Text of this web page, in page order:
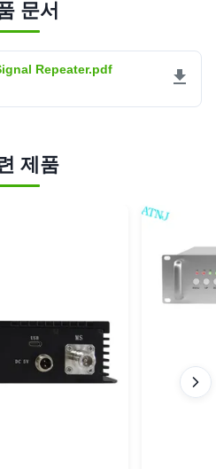
문서
Repeater.pdf
제품